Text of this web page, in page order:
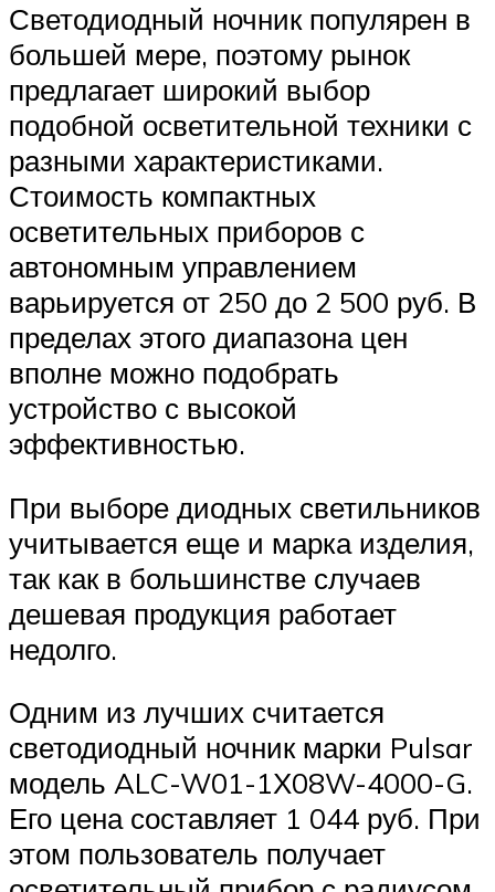
Светодиодный ночник популярен в
большей мере, поэтому рынок
предлагает широкий выбор
подобной осветительной техники с
разными характеристиками.
Стоимость компактных
осветительных приборов с
автономным управлением
варьируется от 250 до 2 500 руб. В
пределах этого диапазона цен
вполне можно подобрать
устройство с высокой
эффективностью.
При выборе диодных светильников
учитывается еще и марка изделия,
так как в большинстве случаев
дешевая продукция работает
недолго.
Одним из лучших считается
светодиодный ночник марки Pulsar
модель ALC-W01-1Х08W-4000-G.
Его цена составляет 1 044 руб. При
этом пользователь получает